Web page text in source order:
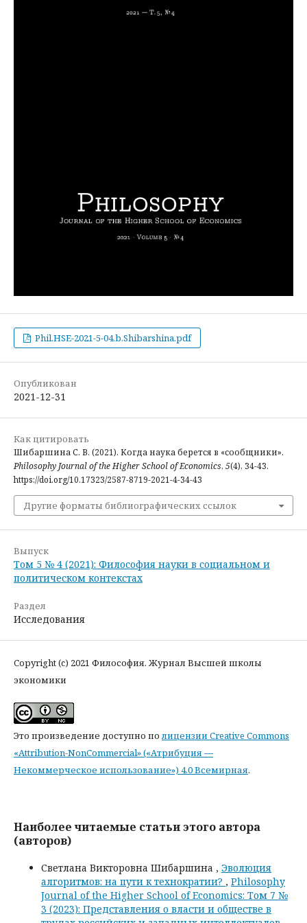
Phil.HSE-2021-5-04.b.Shibarshina.pdf
Опубликован
2021-12-31
Как цитировать
Шибаршина С. В. (2021). Когда наука берется в «сообщники».
Philosophy Journal of the Higher School of Economics, 5(4), 34-43.
https://doi.org/10.17323/2587-8719-2021-4-34-43
Другие форматы библиографических ссылок
Выпуск
Том 5 № 4 (2021): Философия науки в социальном и
политическом контекстах
Раздел
Исследования
Copyright (c) 2021 Философия. Журнал Высшей школы
экономики
Это произведение доступно полицензии Creative Commons
«Attribution-NonCommercial» («Атрибуция —
Некоммерческое использование») 4.0 Всемирная.
Наиболее читаемые статьи этого автора
(авторов)
Светлана Викторовна Шибаршина , Эволюция
алгоритмов: на пути к технократии? , Philosophy
Journal of the Higher School of Economics: Том 7 №
3 (2023): Представления о власти и обществе в